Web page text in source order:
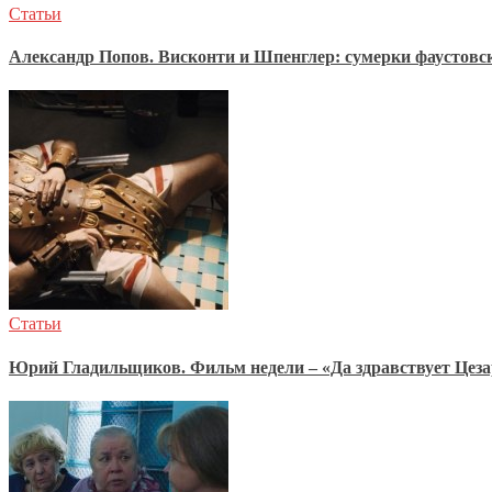
Статьи
Александр Попов. Висконти и Шпенглер: сумерки
Статьи
Юрий Гладильщиков. Фильм недели – «Да здравствует